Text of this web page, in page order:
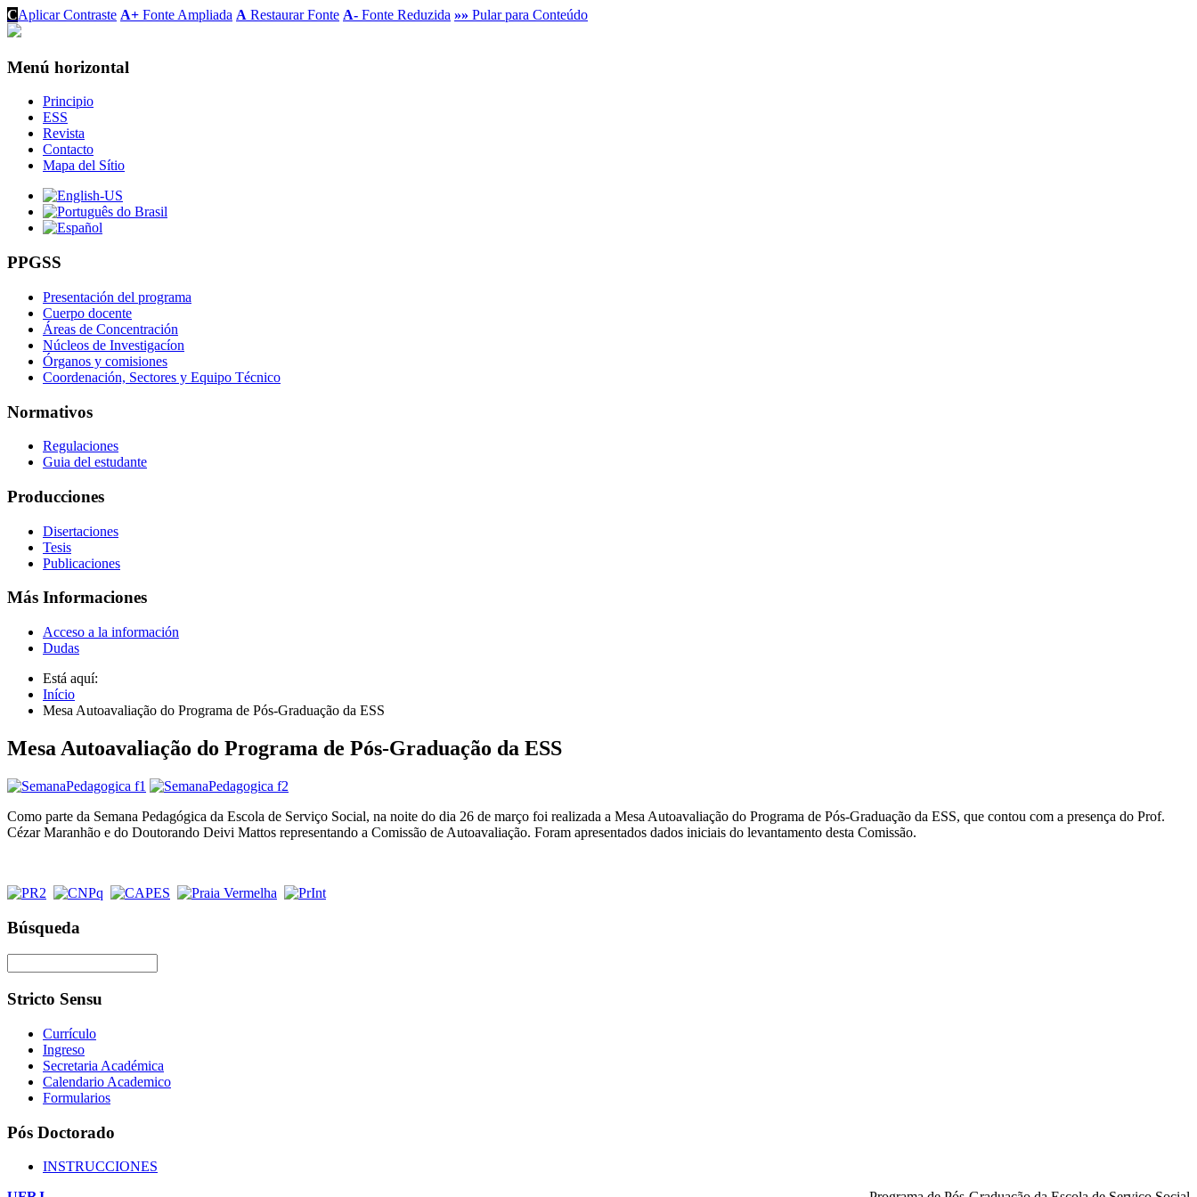
CAplicar Contraste A+ Fonte Ampliada A Restaurar Fonte A- Fonte Reduzida »» Pular para Conteúdo
Menú horizontal
Principio
ESS
Revista
Contacto
Mapa del Sítio
PPGSS
Presentación del programa
Cuerpo docente
Áreas de Concentración
Núcleos de Investigacíon
Órganos y comisiones
Coordenación, Sectores y Equipo Técnico
Normativos
Regulaciones
Guia del estudante
Producciones
Disertaciones
Tesis
Publicaciones
Más Informaciones
Acceso a la información
Dudas
Está aquí:
Início
Mesa Autoavaliação do Programa de Pós-Graduação da ESS
Mesa Autoavaliação do Programa de Pós-Graduação da ESS
Como parte da Semana Pedagógica da Escola de Serviço Social, na noite do dia 26 de março foi realizada a Mesa Autoavaliação do Programa de Pós-Graduação da ESS, que contou com a presença do Prof.
Cézar Maranhão e do Doutorando Deivi Mattos representando a Comissão de Autoavaliação. Foram apresentados dados iniciais do levantamento desta Comissão.
Búsqueda
Stricto Sensu
Currículo
Ingreso
Secretaria Académica
Calendario Academico
Formularios
Pós Doctorado
INSTRUCCIONES